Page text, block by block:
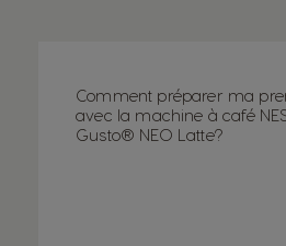
Comment préparer ma
avec la machine à café
Gusto® NEO Latte?
Sélecteur de